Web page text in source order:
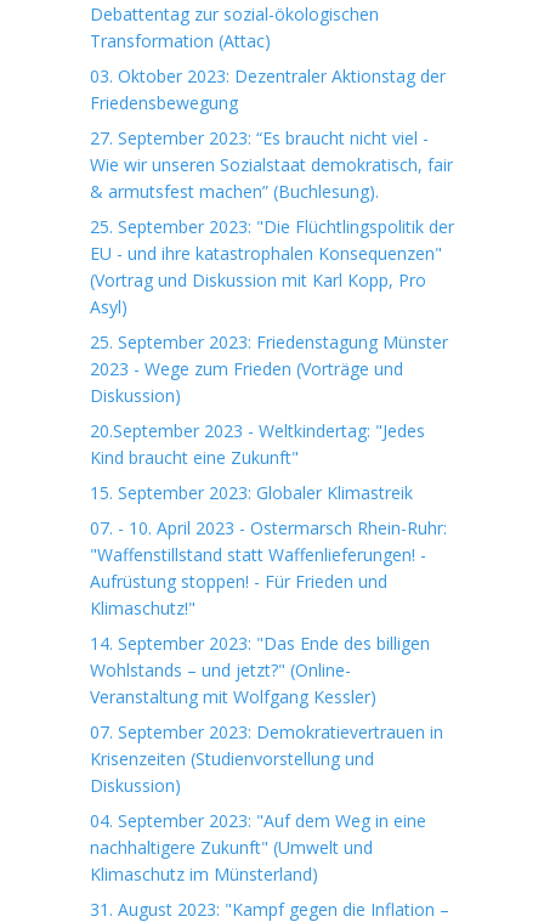
Debattentag zur sozial-ökologischen
Transformation (Attac)
03. Oktober 2023: Dezentraler Aktionstag der
Friedensbewegung
27. September 2023: “Es braucht nicht viel -
Wie wir unseren Sozialstaat demokratisch, fair
& armutsfest machen” (Buchlesung).
25. September 2023: "Die Flüchtlingspolitik der
EU - und ihre katastrophalen Konsequenzen"
(Vortrag und Diskussion mit Karl Kopp, Pro
Asyl)
25. September 2023: Friedenstagung Münster
2023 - Wege zum Frieden (Vorträge und
Diskussion)
20.September 2023 - Weltkindertag: "Jedes
Kind braucht eine Zukunft"
15. September 2023: Globaler Klimastreik
07. - 10. April 2023 - Ostermarsch Rhein-Ruhr:
"Waffenstillstand statt Waffenlieferungen! -
Aufrüstung stoppen! - Für Frieden und
Klimaschutz!"
14. September 2023: "Das Ende des billigen
Wohlstands – und jetzt?" (Online-
Veranstaltung mit Wolfgang Kessler)
07. September 2023: Demokratievertrauen in
Krisenzeiten (Studienvorstellung und
Diskussion)
04. September 2023: "Auf dem Weg in eine
nachhaltigere Zukunft" (Umwelt und
Klimaschutz im Münsterland)
31. August 2023: "Kampf gegen die Inflation –